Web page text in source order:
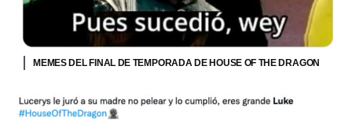
MEMES DEL FINAL DE TEMPORADA DE HOUSE OF THE DRAGON